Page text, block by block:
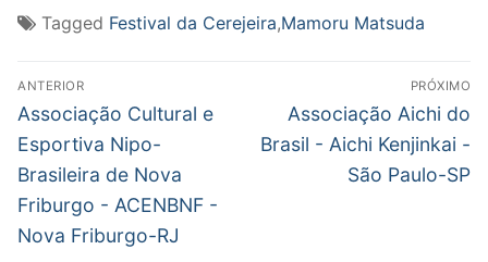
Tagged Festival da Cerejeira,Mamoru Matsuda
Navegação
de
Post
ANTERIOR
Post
anterior:
Associação Cultural e
Esportiva Nipo-
Brasileira de Nova
Friburgo - ACENBNF -
Nova Friburgo-RJ
PRÓXIMO
Próximo
post:
Associação Aichi do
Brasil - Aichi Kenjinkai -
São Paulo-SP